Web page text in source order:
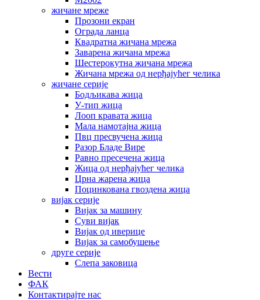
жичане мреже
Прозони екран
Ограда ланца
Квадратна жичана мрежа
Заварена жичана мрежа
Шестерокутна жичана мрежа
Жичана мрежа од нерђајућег челика
жичане серије
Бодљикава жица
У-тип жица
Лооп кравата жица
Мала намотајна жица
Пвц пресвучена жица
Разор Бладе Вире
Равно пресечена жица
Жица од нерђајућег челика
Црна жарена жица
Поцинкована гвоздена жица
вијак серије
Вијак за машину
Суви вијак
Вијак од иверице
Вијак за самобушење
друге серије
Слепа заковица
Вести
ФАК
Контактирајте нас